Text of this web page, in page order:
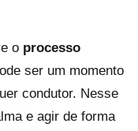
o processo
ser um momento
condutor. Nesse
e agir de forma